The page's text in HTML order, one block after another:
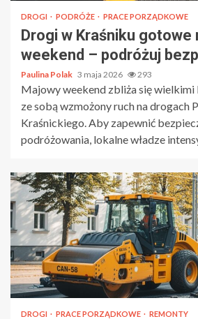
DROGI PODRÓŻE PRACE PORZĄDKOWE
Drogi w Kraśniku gotowe
weekend – podróżuj
Paulina Polak 3 maja 2026 293
Majowy weekend zbliża się wielkimi
ze sobą wzmożony ruch na drogach
Kraśnickiego. Aby zapewnić
podróżowania, lokalne władze
DROGI PRACE PORZĄDKOWE REMONTY